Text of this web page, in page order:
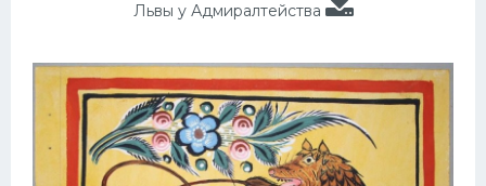
Львы у Адмиралтейства